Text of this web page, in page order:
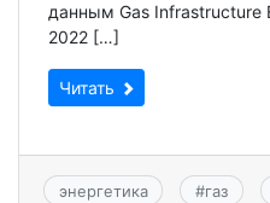
данным Gas Infrastructure
2022 […]
Читать
энергетика #газ